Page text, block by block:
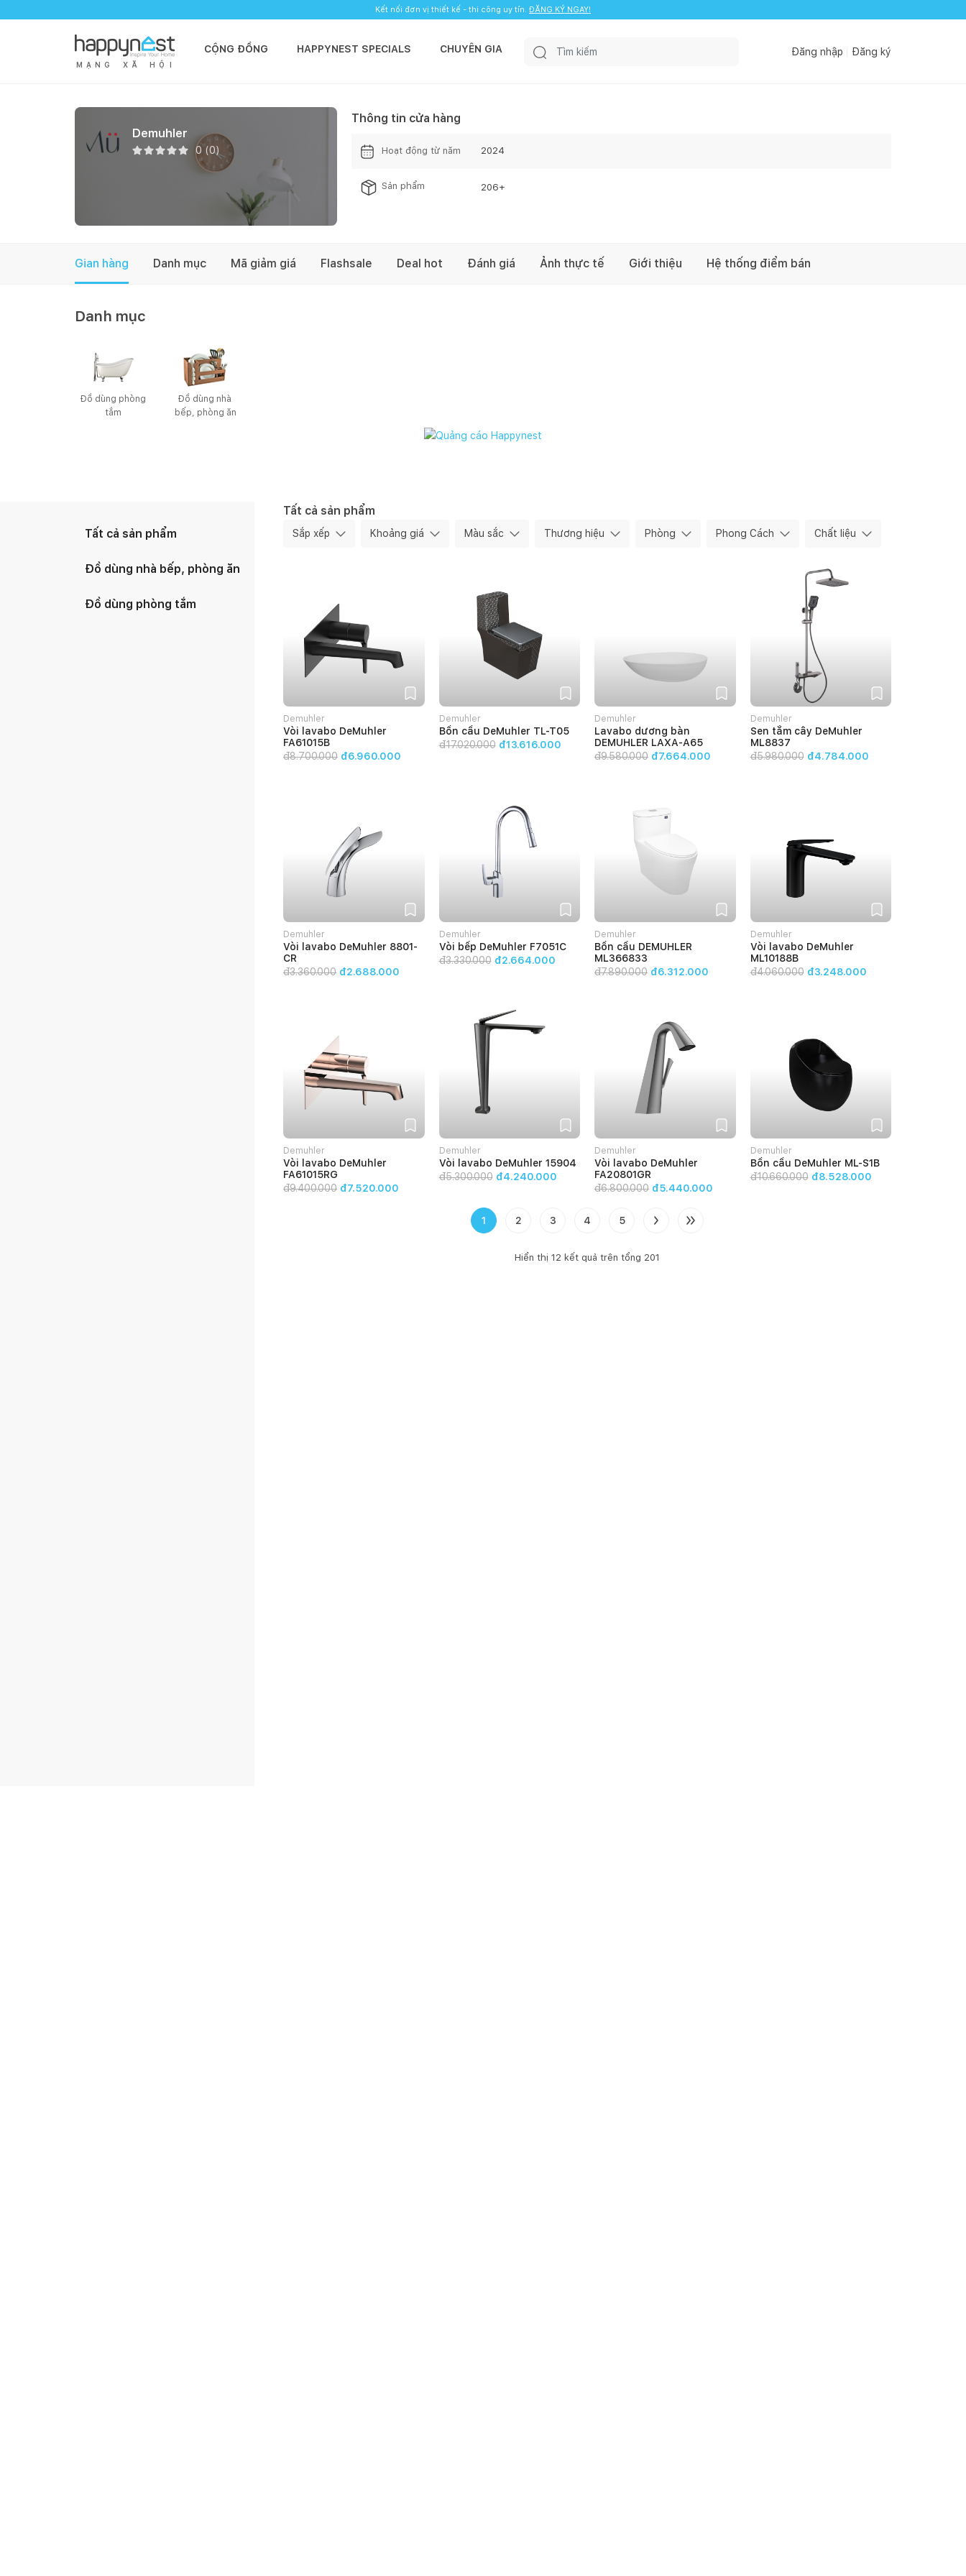
Kết nối đơn vị thiết kế - thi công uy tín. ĐĂNG KÝ NGAY!
M Ạ N G X Ã H Ộ I
CỘNG ĐỒNG HAPPYNEST SPECIALS CHUYÊN GIA Đăng nhập Đăng ký
Demuhler
0 (0)
Thông tin cửa hàng
Hoạt động từ năm 2024
Sản phẩm 206+
Gian hàng Danh mục Mã giảm giá Flashsale Deal hot Đánh giá Ảnh thực tế Giới thiệu Hệ thống điểm bán
Danh mục
Đồ dùng phòng
tắm
Đồ dùng nhà
bếp, phòng ăn
Tất cả sản phẩm
Đồ dùng nhà bếp, phòng ăn
Đồ dùng phòng tắm
Tất cả sản phẩm
Sắp xếp Khoảng giá Màu sắc Thương hiệu Phòng Phong Cách Chất liệu
Demuhler
Vòi lavabo DeMuhler
FA61015B
đ8.700.000 đ6.960.000
Demuhler
Bồn cầu DeMuhler TL-T05
đ17.020.000 đ13.616.000
Demuhler
Lavabo dương bàn
DEMUHLER LAXA-A65
đ9.580.000 đ7.664.000
Demuhler
Sen tắm cây DeMuhler
ML8837
đ5.980.000 đ4.784.000
Demuhler
Vòi lavabo DeMuhler 8801-
CR
đ3.360.000 đ2.688.000
Demuhler
Vòi bếp DeMuhler F7051C
đ3.330.000 đ2.664.000
Demuhler
Bồn cầu DEMUHLER
ML366833
đ7.890.000 đ6.312.000
Demuhler
Vòi lavabo DeMuhler
ML10188B
đ4.060.000 đ3.248.000
Demuhler
Vòi lavabo DeMuhler
FA61015RG
đ9.400.000 đ7.520.000
Demuhler
Vòi lavabo DeMuhler 15904
đ5.300.000 đ4.240.000
Demuhler
Vòi lavabo DeMuhler
FA20801GR
đ6.800.000 đ5.440.000
Demuhler
Bồn cầu DeMuhler ML-S1B
đ10.660.000 đ8.528.000
1 2 3 4 5
Hiển thị 12 kết quả trên tổng 201